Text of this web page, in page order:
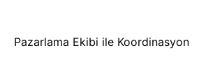
Pazarlama Ekibi ile Koordinasyon